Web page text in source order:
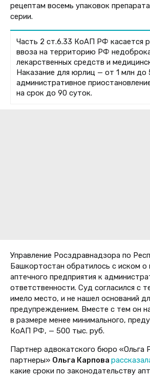
рецептам восемь упаковок
серии.
Часть 2 ст.6.33 КоАП РФ касается
ввоза на территорию РФ
лекарственных средств и
Наказание для юрлиц — от 1 млн до
административное
на срок до 90 суток.
Управление Росздравнадзора по
Башкортостан обратилось с иском о
аптечного предприятия к
ответственности. Суд согласился с
имело место, и не нашел оснований
предупреждением. Вместе с тем он
в размере менее минимального,
КоАП РФ, — 500 тыс. руб.
Партнер адвокатского бюро «Ольга
партнеры» Ольга Карпова
какие сроки по законодательству